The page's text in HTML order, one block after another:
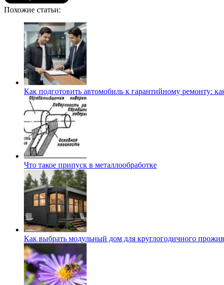
Похожие статьи:
Как подготовить автомобиль к гарантийному ремонту:
Что такое припуск в металлообработке
Как выбрать модульный дом для круглогодичного